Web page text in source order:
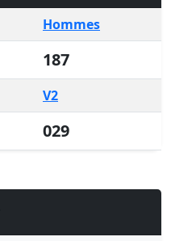
Hommes
187
V2
029